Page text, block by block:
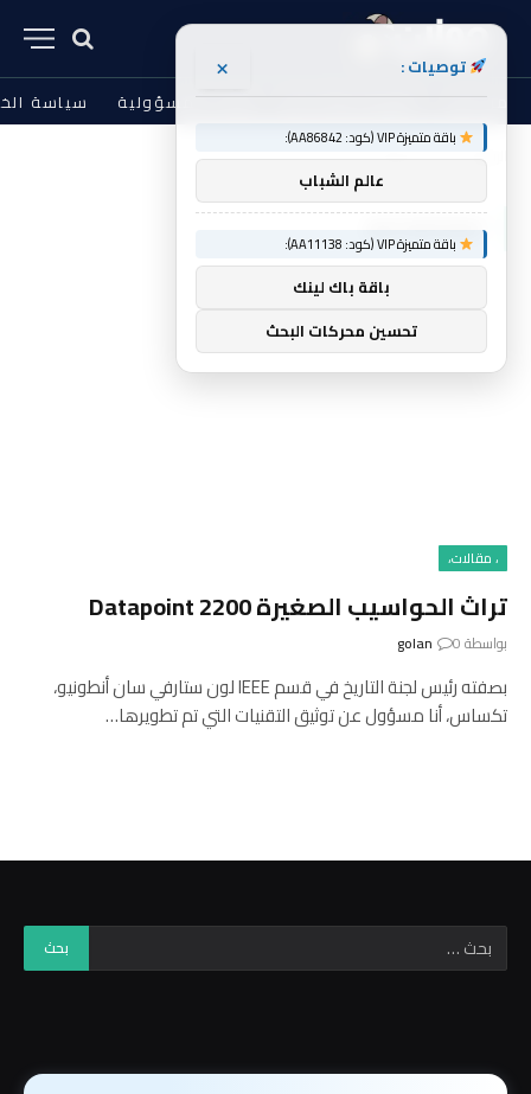
من نحن الشروط والأحكام إخلاء المسؤولية سياسة
الرئيسية »
Datapoint
DATAPOINT
، مقالات،
تراث الحواسيب الصغيرة Datapoint 2200
بواسطة golan 0
بصفته رئيس لجنة التاريخ في قسم IEEE لون ستارفي سان أنطونيو،
تكساس، أنا مسؤول عن توثيق التقنيات التي تم تطويرها…
توصيات : ×
باقة متميزة VIP (كود: AA86842):
عالم الشباب
باقة متميزة VIP (كود: AA11138):
باقة باك لينك
تحسين محركات البحث